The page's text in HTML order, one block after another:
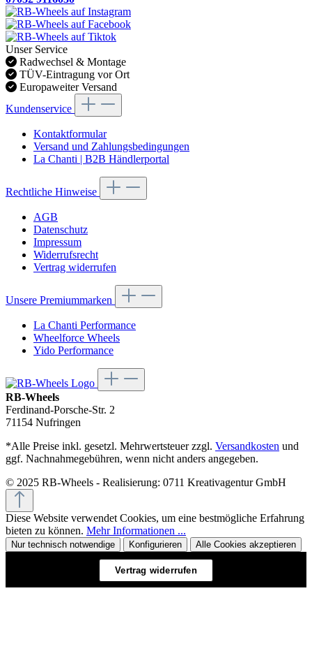
Unser Service
Radwechsel & Montage
TÜV-Eintragung vor Ort
Europaweiter Versand
Kundenservice
Kontaktformular
Versand und Zahlungsbedingungen
La Chanti | B2B Händlerportal
Rechtliche Hinweise
AGB
Datenschutz
Impressum
Widerrufsrecht
Vertrag widerrufen
Unsere Premiummarken
La Chanti Performance
Wheelforce Wheels
Yido Performance
RB-Wheels
Ferdinand-Porsche-Str. 2
71154 Nufringen
*Alle Preise inkl. gesetzl. Mehrwertsteuer zzgl. Versandkosten und
ggf. Nachnahmegebühren, wenn nicht anders angegeben.
© 2025 RB-Wheels - Realisierung: 0711 Kreativagentur GmbH
Diese Website verwendet Cookies, um eine bestmögliche Erfahrung
bieten zu können. Mehr Informationen ...
Nur technisch notwendige Konfigurieren Alle Cookies akzeptieren
Vertrag widerrufen